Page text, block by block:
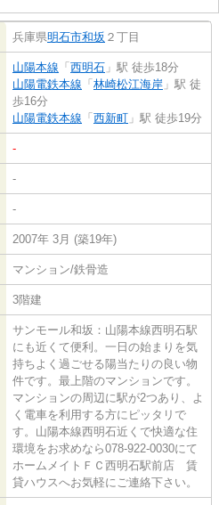
兵庫県明石市和坂 ２丁目
山陽本線 「 西明石 」駅 徒歩18分
山陽電鉄本線 「 林崎松江海岸 」駅 徒
歩16分
山陽電鉄本線 「 西新町 」駅 徒歩19分
-
-
-
2007年 3月 (築19年)
マンション/鉄骨造
3階建
サンモール和坂：山陽本線西明石駅
にも近くて便利。一日の始まりを気
持ちよく過ごせる陽当たりの良い物
件です。最上階のマンションです。
マンションの周辺に駅が2つあり、よ
く電車を利用する方にピッタリで
す。山陽本線西明石近くで快適な住
環境をお求めなら078-922-0030にて
ホームメイトＦＣ西明石駅前店 賃
貸ハウスへお気軽にご連絡下さい。